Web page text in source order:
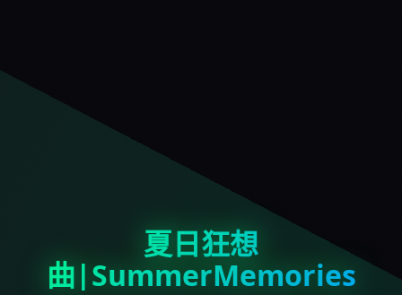
夏日狂想
曲|SummerMemories